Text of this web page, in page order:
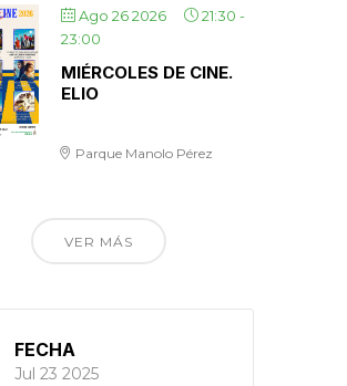
Ago 26 2026 21:30 -
23:00
MIÉRCOLES DE CINE.
ELIO
Parque Manolo Pérez
VER MÁS
FECHA
Jul 23 2025